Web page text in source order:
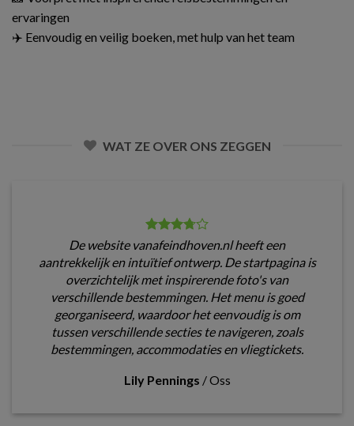
ervaringen
✈️ Eenvoudig en veilig boeken, met hulp van het team
WAT ZE OVER ONS ZEGGEN
De website vanafeindhoven.nl heeft een
aantrekkelijk en intuïtief ontwerp. De startpagina is
overzichtelijk met inspirerende foto's van
verschillende bestemmingen. Het menu is goed
georganiseerd, waardoor het eenvoudig is om
tussen verschillende secties te navigeren, zoals
bestemmingen, accommodaties en vliegtickets.
Lily Pennings /Oss